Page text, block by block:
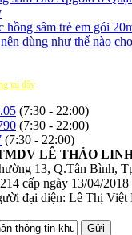
hồng sâm trẻ em gói
dùng như thế nào
tại đây
(7:30 - 22:00)
(7:30 - 22:00)
(7:30 - 22:00)
LÊ THẢO
13, Q.Tân Bình,
cấp ngày 13/04/
đại diện: Lê Thị Việt
Gửi